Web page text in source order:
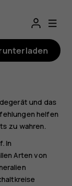
und das
helfen
zu wahren.
In
Arten von